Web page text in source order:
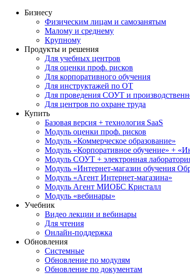
Бизнесу
Физическим лицам и самозанятым
Малому и среднему
Крупному
Продукты и решения
Для учебных центров
Для оценки проф. рисков
Для корпоративного обучения
Для инструктажей по ОТ
Для проведения СОУТ и
Для центров по охране труда
Купить
Базовая версия + технология SaaS
Модуль оценки проф. рисков
Модуль «Коммерческое образование»
Модуль «Корпоративное обучение» +
Модуль СОУТ + электронная
Модуль «Интернет-магазин обучения
Модуль «Агент Интернет-магазина»
Модуль Агент МИОБС Кристалл
Модуль «вебинары»
Учебник
Видео лекции и вебинары
Для чтения
Онлайн-поддержка
Обновления
Системные
Обновление по модулям
Обновление по документам